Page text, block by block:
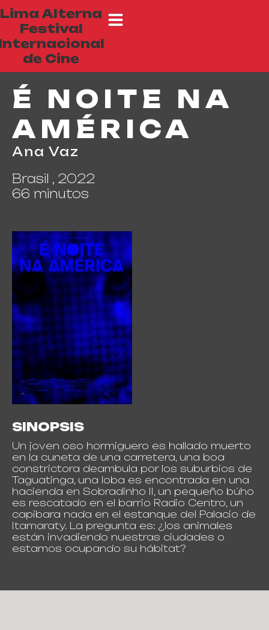
Lima Alterna
Festival
de Cine
É NOITE NA
AMÉRICA
Ana Vaz
Brasil , 2022
66 minutos
SINOPSIS
Un joven oso hormiguero es hallado muerto
en la cuneta de una carretera, una boa
constrictora deambula por los suburbios de
Taguatinga, una loba es encontrada en una
hacienda en Sobradinho II, un pequeño búho
es rescatado en el barrio Radio Centro, un
capibara nada en el estanque del Palacio de
Itamaraty. La pregunta es: ¿los animales
están invadiendo nuestras ciudades o
estamos ocupando su hábitat?